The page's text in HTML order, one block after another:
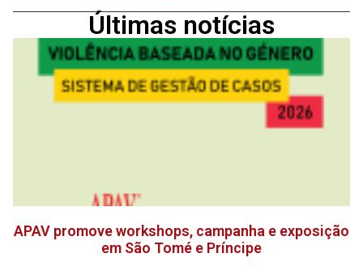
Últimas notícias
APAV promove workshops, campanha e exposição
em São Tomé e Príncipe